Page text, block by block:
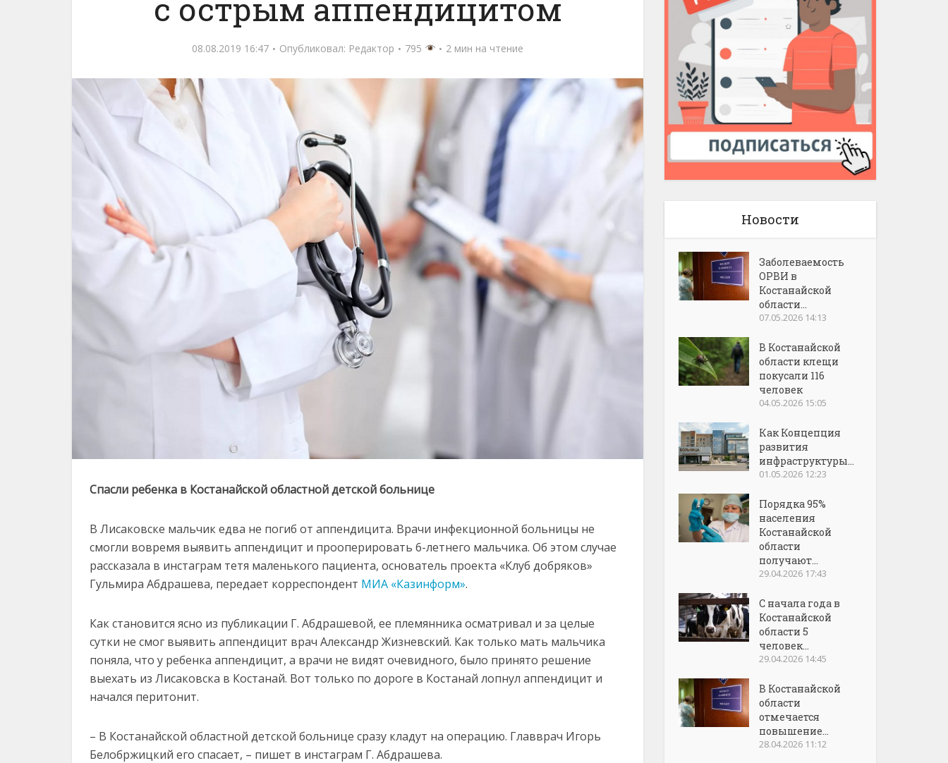
с острым аппендицитом
08.08.2019 16:47 Опубликовал: Редактор 795 2 мин на чтение
Спасли ребенка в Костанайской областной детской больнице
В Лисаковске мальчик едва не погиб от аппендицита. Врачи инфекционной больницы не
смогли вовремя выявить аппендицит и прооперировать 6-летнего мальчика. Об этом случае
рассказала в инстаграм тетя маленького пациента, основатель проекта «Клуб добряков»
Гульмира Абдрашева, передает корреспондент МИА «Казинформ».
Как становится ясно из публикации Г. Абдрашевой, ее племянника осматривал и за целые
сутки не смог выявить аппендицит врач Александр Жизневский. Как только мать мальчика
поняла, что у ребенка аппендицит, а врачи не видят очевидного, было принято решение
выехать из Лисаковска в Костанай. Вот только по дороге в Костанай лопнул аппендицит и
начался перитонит.
– В Костанайской областной детской больнице сразу кладут на операцию. Главврач Игорь
Белобржицкий его спасает, – пишет в инстаграм Г. Абдрашева.
Новости
Заболеваемость
ОРВИ в
Костанайской
области...
07.05.2026 14:13
В Костанайской
области клещи
покусали 116
человек
04.05.2026 15:05
Как Концепция
развития
инфраструктуры...
01.05.2026 12:23
Порядка 95%
населения
Костанайской
области
получают...
29.04.2026 17:43
С начала года в
Костанайской
области 5
человек...
29.04.2026 14:45
В Костанайской
области
отмечается
повышение...
28.04.2026 11:12